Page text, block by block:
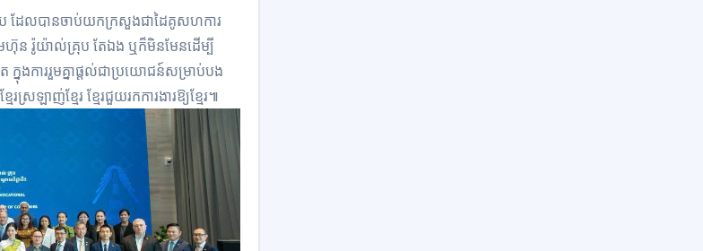
ដែលបានចាប់យកក្រសួងជាដៃគូសហការ
ហ៊ុន រ៉ូយ៉ាល់គ្រុប តែឯង ឬក៏មិនមែនដើម្បី
នុងការរួមគ្នាផ្តល់ជាប្រយោជន៍សម្រាប់បង
រឡាញ់ខ្មែរ ខ្មែរជួយរកការងារឱ្យខ្មែរ៕